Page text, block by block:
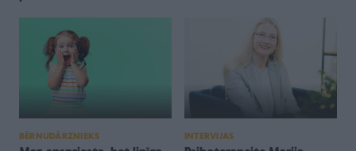
BĒRNUDĀRZNIEKS INTERVIJAS